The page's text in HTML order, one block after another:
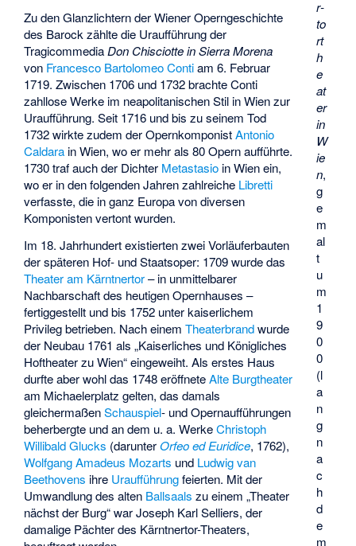
r­
to
rt
h
e
at
er
in
W
ie
n,
g
e
m
al
t
u
m
1
9
0
0
(l
a
n
g
n
a
c
h
d
e
m
Zu den Glanzlichtern der Wiener Operngeschichte
des Barock zählte die Uraufführung der
TragicommediaDon Chisciotte in Sierra Morena
von Francesco Bartolomeo Contiam 6. Februar
1719. Zwischen 1706 und 1732 brachte Conti
zahllose Werke im neapolitanischen Stil in Wien zur
Uraufführung. Seit 1716 und bis zu seinem Tod
1732 wirkte zudem der OpernkomponistAntonio
Caldara in Wien, wo er mehr als 80 Opern aufführte.
1730 traf auch der Dichter Metastasio in Wien ein,
wo er in den folgenden Jahren zahlreiche Libretti
verfasste, die in ganz Europa von diversen
Komponisten vertont wurden.
Im 18. Jahrhundert existierten zwei Vorläuferbauten
der späteren Hof- und Staatsoper: 1709 wurde das
Theater am Kärntnertor– in unmittelbarer
Nachbarschaft des heutigen Opernhauses –
fertiggestellt und bis 1752 unterkaiserlichem
Privilegbetrieben. Nach einemTheaterbrandwurde
der Neubau 1761 als „Kaiserliches und Königliches
Hoftheater zu Wien“ eingeweiht. Als erstes Haus
durfte aber wohl das 1748 eröffneteAlte Burgtheater
am Michaelerplatz gelten, das damals
gleichermaßenSchauspiel- und Opernaufführungen
beherbergte und an dem u. a. WerkeChristoph
Willibald Glucks (darunterOrfeo ed Euridice, 1762),
Wolfgang Amadeus Mozarts und Ludwig van
Beethovens ihre Uraufführungfeierten. Mit der
Umwandlung des alten Ballsaals zu einem „Theater
nächst der Burg“ warJoseph Karl Selliers, der
damalige Pächter des Kärntnertor-Theaters,